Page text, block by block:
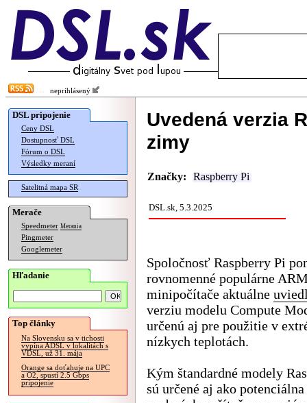
neprihlásený
DSL pripojenie
Ceny DSL
Dostupnosť DSL
Fórum o DSL
Výsledky meraní
Satelitná mapa SR
Merače
Speedmeter Merania
Pingmeter
Googlemeter
Hľadanie
Top články
Na Slovensku sa v tichosti
vypína ADSL v lokalitách s
VDSL, už 31. mája
Orange sa doťahuje na UPC
a O2, spustí 2.5 Gbps
pripojenie
Uvedená verzia
zimy
Značky: Raspberry Pi
DSL.sk, 5.3.2025
Spoločnosť Raspberry Pi
rovnomenné populárne
minipočítače aktuálne
verziu modelu Compute
určenú aj pre použitie v
nízkych teplotách.
Kým štandardné modely
sú určené aj ako potenciálna